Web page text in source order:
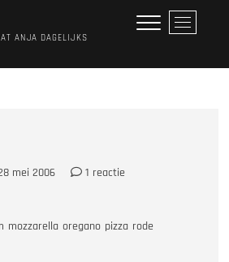
ANJA DAGELIJKS
M
e
mei 2006
1 reactie
mozzarella oregano pizza rode